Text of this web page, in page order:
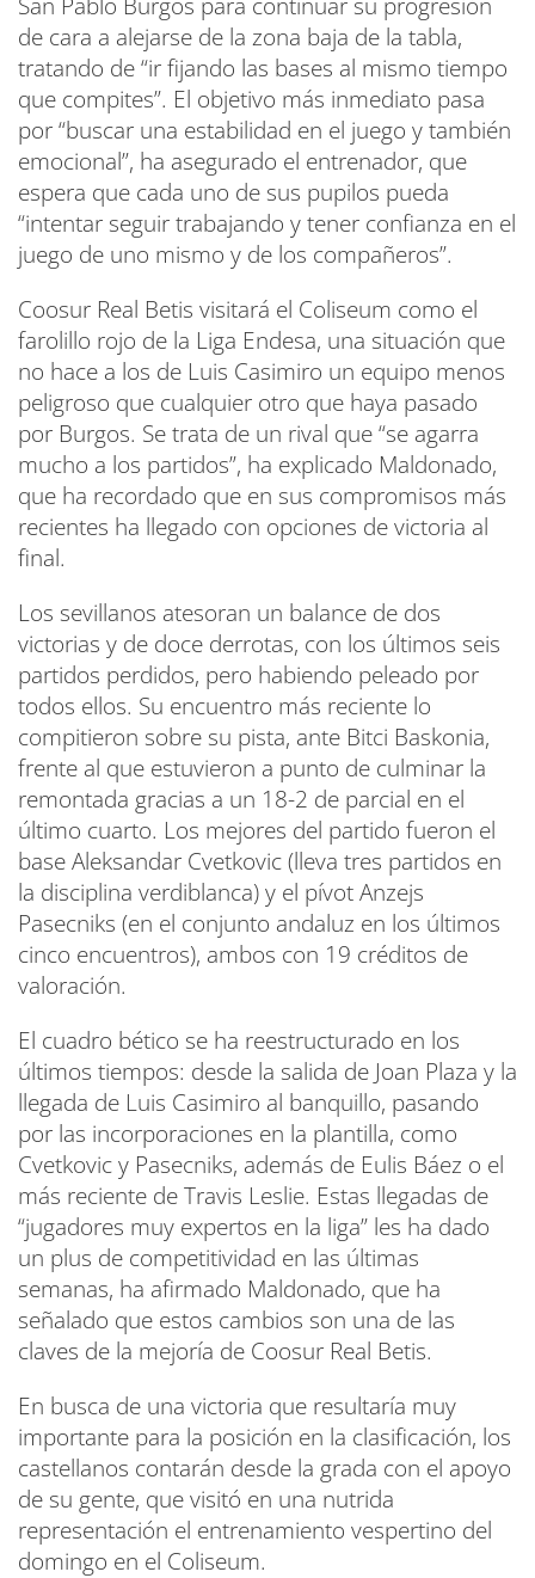
de cara a alejarse de la zona baja de la tabla,
tratando de “ir fijando las bases al mismo tiempo
que compites”. El objetivo más inmediato pasa
por “buscar una estabilidad en el juego y también
emocional”, ha asegurado el entrenador, que
espera que cada uno de sus pupilos pueda
“intentar seguir trabajando y tener confianza en el
juego de uno mismo y de los compañeros”.
Coosur Real Betis visitará el Coliseum como el
farolillo rojo de la Liga Endesa, una situación que
no hace a los de Luis Casimiro un equipo menos
peligroso que cualquier otro que haya pasado
por Burgos. Se trata de un rival que “se agarra
mucho a los partidos”, ha explicado Maldonado,
que ha recordado que en sus compromisos más
recientes ha llegado con opciones de victoria al
final.
Los sevillanos atesoran un balance de dos
victorias y de doce derrotas, con los últimos seis
partidos perdidos, pero habiendo peleado por
todos ellos. Su encuentro más reciente lo
compitieron sobre su pista, ante Bitci Baskonia,
frente al que estuvieron a punto de culminar la
remontada gracias a un 18-2 de parcial en el
último cuarto. Los mejores del partido fueron el
base Aleksandar Cvetkovic (lleva tres partidos en
la disciplina verdiblanca) y el pívot Anzejs
Pasecniks (en el conjunto andaluz en los últimos
cinco encuentros), ambos con 19 créditos de
valoración.
El cuadro bético se ha reestructurado en los
últimos tiempos: desde la salida de Joan Plaza y la
llegada de Luis Casimiro al banquillo, pasando
por las incorporaciones en la plantilla, como
Cvetkovic y Pasecniks, además de Eulis Báez o el
más reciente de Travis Leslie. Estas llegadas de
“jugadores muy expertos en la liga” les ha dado
un plus de competitividad en las últimas
semanas, ha afirmado Maldonado, que ha
señalado que estos cambios son una de las
claves de la mejoría de Coosur Real Betis.
En busca de una victoria que resultaría muy
importante para la posición en la clasificación, los
castellanos contarán desde la grada con el apoyo
de su gente, que visitó en una nutrida
representación el entrenamiento vespertino del
domingo en el Coliseum.